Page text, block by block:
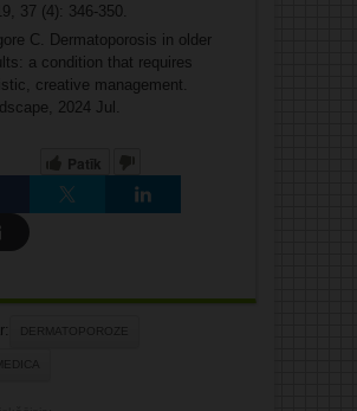
37 (4): 346-350.
C. Dermatoporosis in older
a condition that requires
creative management.
2024 Jul.
Patīk
DERMATOPOROZE